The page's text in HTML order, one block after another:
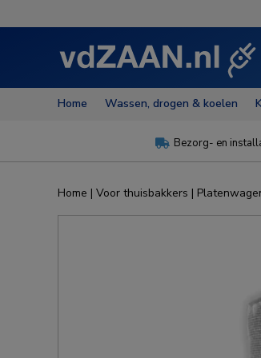
Home Wassen, drogen & koelen
 Bezorg- en
Home | Voor thuisbakkers |